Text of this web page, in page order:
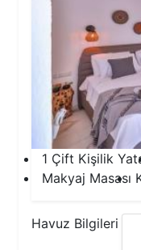
1 Çift Kişilik
Makyaj Masası
Havuz Bilgileri